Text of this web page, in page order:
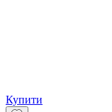
Купити